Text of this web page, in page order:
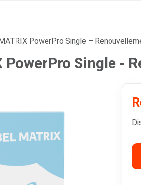
PowerPro Single –
PowerPro Single -